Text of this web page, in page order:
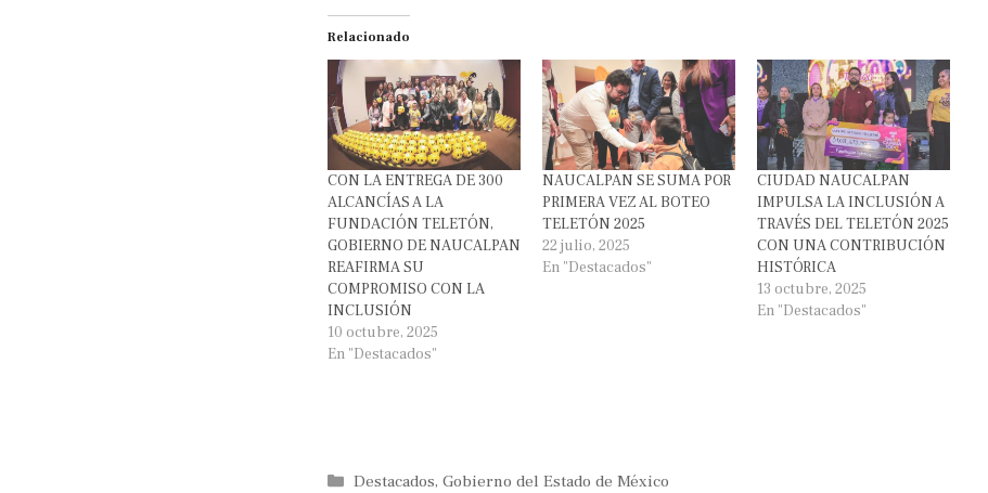
Relacionado
CON LA ENTREGA DE 300
ALCANCÍAS A LA
FUNDACIÓN TELETÓN,
GOBIERNO DE NAUCALPAN
REAFIRMA SU
COMPROMISO CON LA
INCLUSIÓN
10 octubre, 2025
En "Destacados"
NAUCALPAN SE SUMA POR
PRIMERA VEZ AL BOTEO
TELETÓN 2025
22 julio, 2025
En "Destacados"
CIUDAD NAUCALPAN
IMPULSA LA INCLUSIÓN A
TRAVÉS DEL TELETÓN 2025
CON UNA CONTRIBUCIÓN
HISTÓRICA
13 octubre, 2025
En "Destacados"
Categorías
Destacados,Gobierno del Estado de México